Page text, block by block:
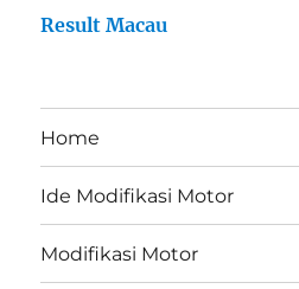
Result Macau
Home
Ide Modifikasi Motor
Modifikasi Motor